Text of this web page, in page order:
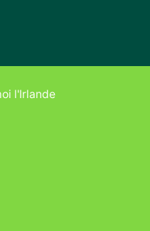
l'Irlande